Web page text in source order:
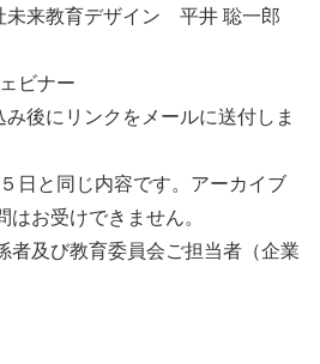
デザイン　平井 聡一郎
ビナー
ンクをメールに送付しま
内容です。アーカイブ
お受けできません。
者及び教育委員会ご担当者（企業